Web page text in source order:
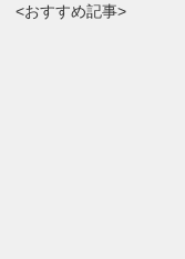
<おすすめ記事>